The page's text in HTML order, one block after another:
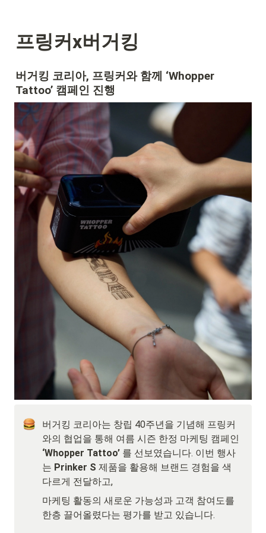
프링커x버거킹
버거킹 코리아, 프링커와 함께 ‘Whopper
Tattoo’ 캠페인 진행
버거킹 코리아는 창립 40주년을 기념해 프링커
‘Whopper Tattoo’ 를 선보였습니다. 이번 행사
는 Prinker S 제품을 활용해 브랜드 경험을 색
다르게 전달하고,
마케팅 활동의 새로운 가능성과 고객 참여도를
한층 끌어올렸다는 평가를 받고 있습니다.